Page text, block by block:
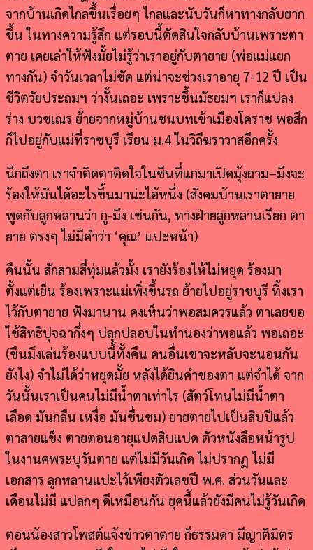
จากบ้านเกิดไกลขึ้นเรื่อยๆ ไกลและนับวันก็หาทางกลับยาก
ขึ้น ในทางความรู้สึก แต่รอบนี้ตัดสินใจกลับบ้านเพราะตา
ตาย เคยเล่าให้ฟังมั้ยไม่รู้ว่าเราอยู่กับตายาย (พ่อแม่แยก
ทางกัน) จำวันเวลาไม่ชัด แต่น่าจะช่วงเราอายุ 7-12 ปี เป็น
ชีวิตวัยประถมฯ ว่างั้นเถอะ เพราะขึ้นมัธยมฯ เราก็แปลง
ร่าง บวชเณร ย้ายจากหมู่บ้านชนบทเข้าเมืองโคราช พอสึก
ก็ไปอยู่กับแม่ที่ราชบุรี เรียน ม.4 ในวิถีฆราวาสอีกครั้ง
นึกถึงตา เราจำติดตาติดใจในซีนที่แกมาเปิดมุ้งถาม–มึงจะ
ร้องให้มันได้อะไรขึ้นมาน่ะไอ้หนึ่ง (สังคมบ้านเราตายาย
พูดกับลูกหลานว่า กู-มึง เช่นกัน, ทางฝ่ายลูกหลานเรียก ตา
ยาย ตรงๆ ไม่มีคำว่า ‘คุณ’ แปะหน้า)
คืนนั้น สักสามสี่ทุ่มแล้วมั้ง เรายังร้องไห้ไม่หยุด ร้องมา
ตั้งแต่เย็น ร้องเพราะแม่เพิ่งขึ้นรถ ย้ายไปอยู่ราชบุรี ทิ้งเรา
ไว้กับตายาย ฟังมานาน คงเห็นว่าพอสมควรแล้ว ตาเลยขอ
ใช้สิทธิปุจฉากึ่งๆ ปลุกปลอบในทำนองว่าพอแล้ว พอเถอะ
(ขืนมึงเล่นร้องแบบนี้ทั้งคืน คนอื่นเขาจะหลับจะนอนกัน
ยังไง) จำไม่ได้ว่าหยุดมั้ย หลังได้ยินคำของตา แต่จำได้ จาก
วันนั้นเราเป็นคนไม่มีน้ำตาเท่าไร (สัตว์โทนไม่มีน้ำตา
เลือด มันกลืน เหงื่อ มันชื่นชม) ยายตายไปเป็นสิบปีแล้ว
ตาสายแข็ง ตายตอนอายุแปดสิบแปด ตัวหนังสือหน้ารูป
ในงานศพระบุวันตาย แต่ไม่มีวันเกิด ไม่ปรากฏ ไม่มี
เอกสาร ลูกหลานแปะไว้เพียงตัวเลขปี พ.ศ. ส่วนวันและ
เดือนไม่มี แปลกๆ ดีเหมือนกัน ยุคนี้แล้วยังมีคนไม่รู้วันเกิด
ตอนน้องสาวโพสต์แจ้งข่าวตาตาย ก็ธรรมดา มีญาติมิตร